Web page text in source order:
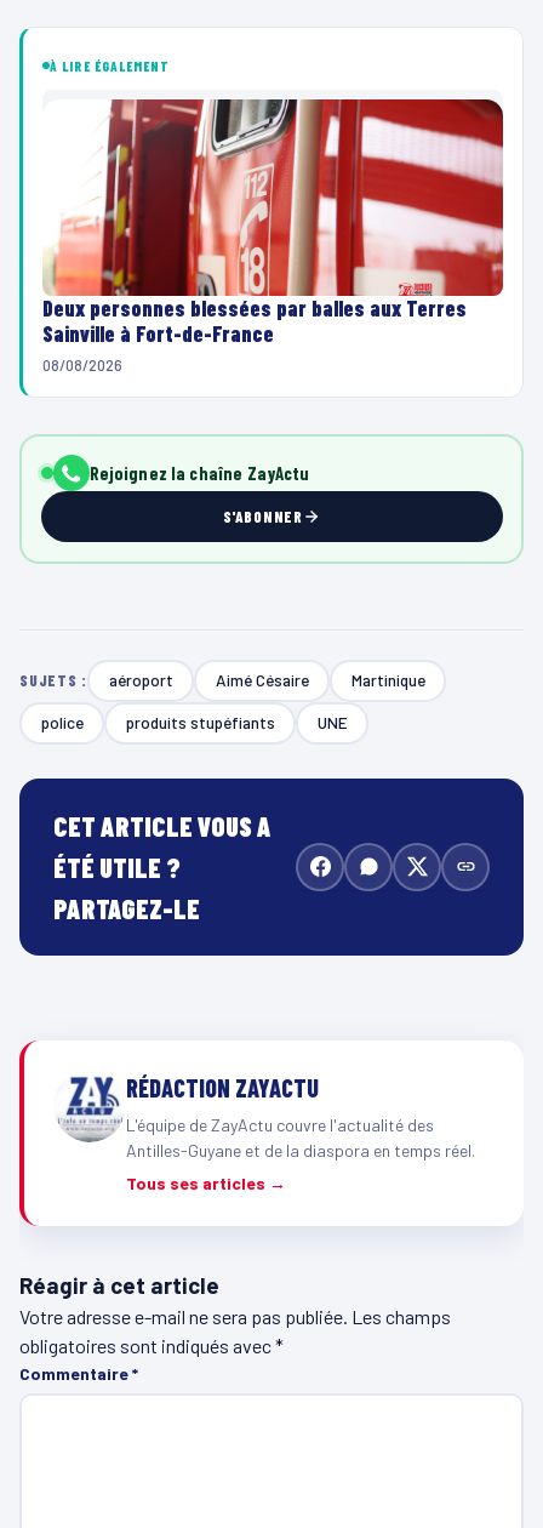
À LIRE ÉGALEMENT
Deux personnes blessées par balles aux Terres
Sainville à Fort-de-France
08/08/2026
Rejoignez la chaîne ZayActu
S'ABONNER
SUJETS : aéroport Aimé Césaire Martinique
police produits stupéfiants UNE
CET ARTICLE VOUS A
ÉTÉ UTILE ?
PARTAGEZ-LE
RÉDACTION ZAYACTU
L'équipe de ZayActu couvre l'actualité des
Antilles-Guyane et de la diaspora en temps réel.
Tous ses articles →
Réagir à cet article
Votre adresse e-mail ne sera pas publiée. Les champs
obligatoires sont indiqués avec*
Commentaire*